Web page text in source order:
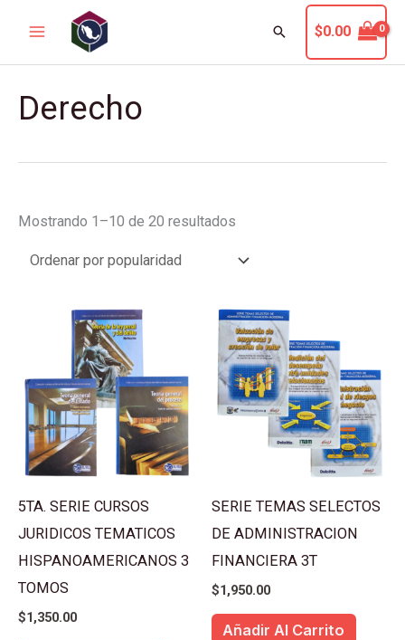
contenido
Buscar
$0.00
Derecho
Mostrando 1–10 de 20 resultados
5TA. SERIE CURSOS
JURIDICOS TEMATICOS
HISPANOAMERICANOS 3
TOMOS
$1,350.00
SERIE TEMAS SELECTOS
DE ADMINISTRACION
FINANCIERA 3T
$1,950.00
Añadir Al Carrito